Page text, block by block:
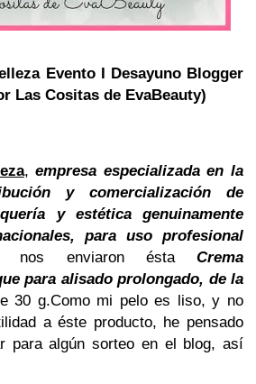
Evento I Desayuno Blogger
Las Cositas de EvaBeauty)
,empresa especializada en la
y comercialización de
y estética genuinamente
para uso profesional
nos enviaron éstaCrema
para alisado prolongado, de la
30 g.Como mi pelo es liso, y no
a éste producto, he pensado
para algún sorteo en el blog, así